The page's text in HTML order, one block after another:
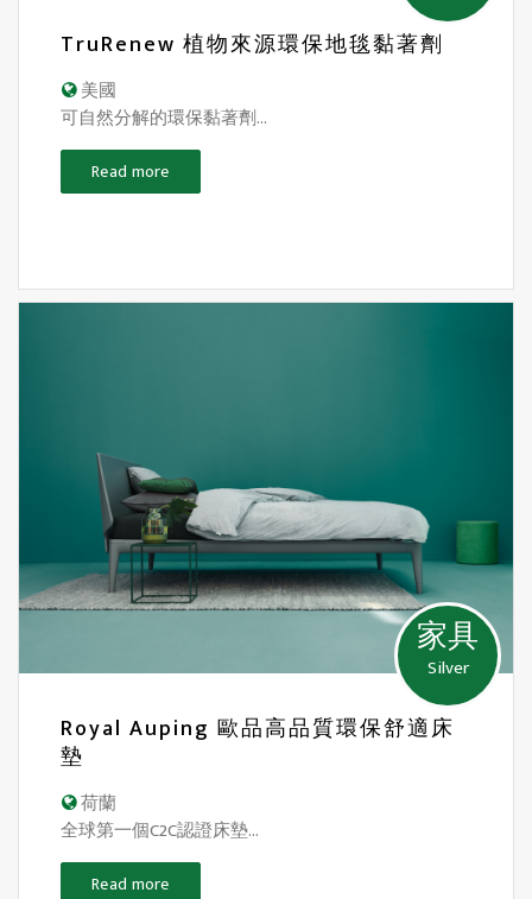
TruRenew 植物來源環保地毯黏著劑
美國
可自然分解的環保黏著劑...
Read more
家具
Silver
Royal Auping 歐品高品質環保舒適床
墊
荷蘭
全球第一個C2C認證床墊...
Read more